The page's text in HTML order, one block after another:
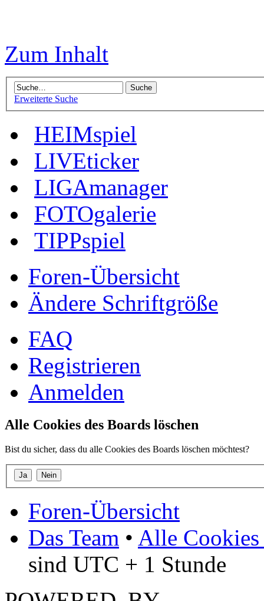
Zum Inhalt
Erweiterte Suche
HEIMspiel
LIVEticker
LIGAmanager
FOTOgalerie
TIPPspiel
Foren-Übersicht
Ändere Schriftgröße
FAQ
Registrieren
Anmelden
Alle Cookies des Boards löschen
Bist du sicher, dass du alle Cookies des Boards löschen möchtest?
Foren-Übersicht
Das Team • Alle Cookies
sind UTC + 1 Stunde